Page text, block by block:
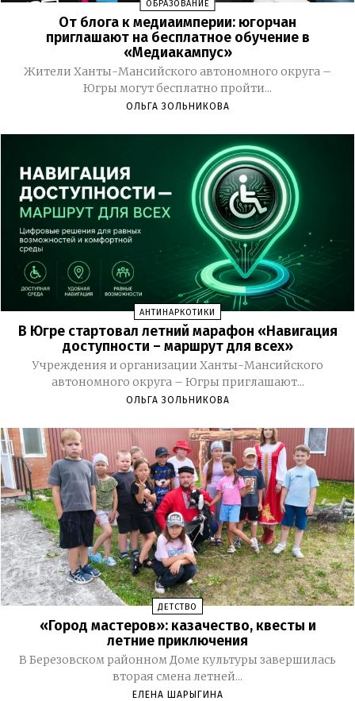
ОБРАЗОВАНИЕ
От блога к медиаимперии: югорчан
приглашают на бесплатное обучение в
«Медиакампус»
Жители Ханты-Мансийского автономного округа –
Югры могут бесплатно пройти...
ОЛЬГА ЗОЛЬНИКОВА
АНТИНАРКОТИКИ
В Югре стартовал летний марафон «Навигация
доступности – маршрут для всех»
Учреждения и организации Ханты-Мансийского
автономного округа – Югры приглашают...
ОЛЬГА ЗОЛЬНИКОВА
ДЕТСТВО
«Город мастеров»: казачество, квесты и
летние приключения
В Березовском районном Доме культуры завершилась
вторая смена летней...
ЕЛЕНА ШАРЫГИНА